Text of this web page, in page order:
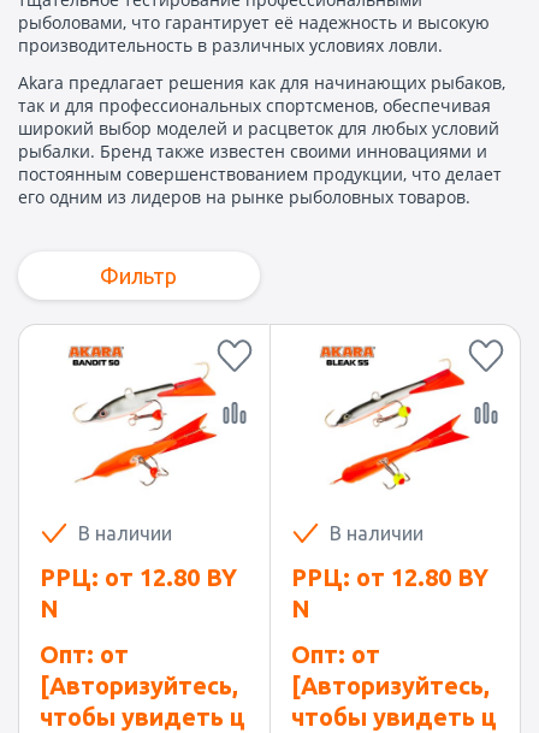
рыболовами, что гарантирует её надежность и высокую
производительность в различных условиях ловли.
Akara предлагает решения как для начинающих рыбаков,
так и для профессиональных спортсменов, обеспечивая
широкий выбор моделей и расцветок для любых условий
рыбалки. Бренд также известен своими инновациями и
постоянным совершенствованием продукции, что делает
его одним из лидеров на рынке рыболовных товаров.
Фильтр
В наличии
РРЦ: от 12.80 BY
N
Опт: от
[Авторизуйтесь,
чтобы увидеть ц
В наличии
РРЦ: от 12.80 BY
N
Опт: от
[Авторизуйтесь,
чтобы увидеть ц